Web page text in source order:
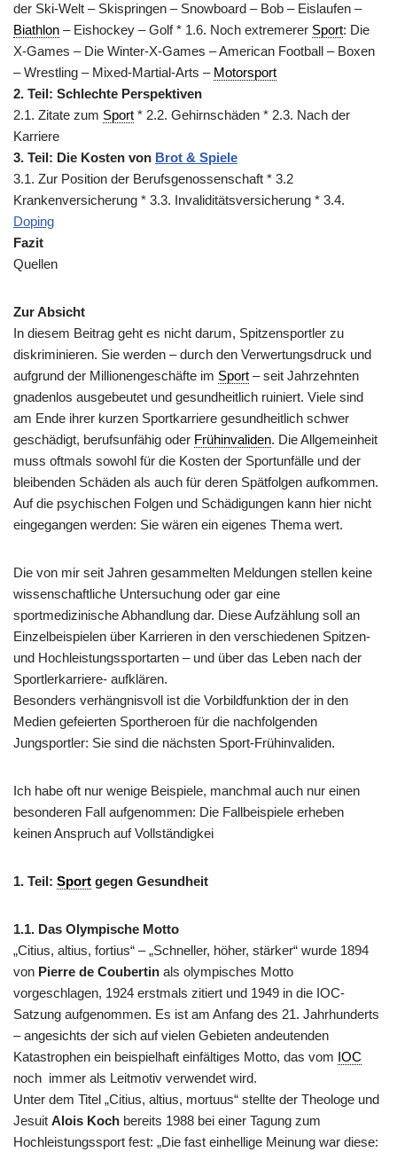
der Ski-Welt – Skispringen – Snowboard – Bob – Eislaufen –
Biathlon – Eishockey – Golf * 1.6. Noch extremerer Sport: Die
X-Games – Die Winter-X-Games – American Football – Boxen
– Wrestling – Mixed-Martial-Arts – Motorsport
2. Teil: Schlechte Perspektiven
2.1. Zitate zum Sport * 2.2. Gehirnschäden * 2.3. Nach der
Karriere
3. Teil: Die Kosten von Brot & Spiele
3.1. Zur Position der Berufsgenossenschaft * 3.2
Krankenversicherung * 3.3. Invaliditätsversicherung * 3.4.
Doping
Fazit
Quellen
Zur Absicht
In diesem Beitrag geht es nicht darum, Spitzensportler zu
diskriminieren. Sie werden – durch den Verwertungsdruck und
aufgrund der Millionengeschäfte im Sport – seit Jahrzehnten
gnadenlos ausgebeutet und gesundheitlich ruiniert. Viele sind
am Ende ihrer kurzen Sportkarriere gesundheitlich schwer
geschädigt, berufsunfähig oder Frühinvaliden. Die Allgemeinheit
muss oftmals sowohl für die Kosten der Sportunfälle und der
bleibenden Schäden als auch für deren Spätfolgen aufkommen.
Auf die psychischen Folgen und Schädigungen kann hier nicht
eingegangen werden: Sie wären ein eigenes Thema wert.
Die von mir seit Jahren gesammelten Meldungen stellen keine
wissenschaftliche Untersuchung oder gar eine
sportmedizinische Abhandlung dar. Diese Aufzählung soll an
Einzelbeispielen über Karrieren in den verschiedenen Spitzen-
und Hochleistungssportarten – und über das Leben nach der
Sportlerkarriere- aufklären.
Besonders verhängnisvoll ist die Vorbildfunktion der in den
Medien gefeierten Sportheroen für die nachfolgenden
Jungsportler: Sie sind die nächsten Sport-Frühinvaliden.
Ich habe oft nur wenige Beispiele, manchmal auch nur einen
besonderen Fall aufgenommen: Die Fallbeispiele erheben
keinen Anspruch auf Vollständigkei
1. Teil: Sport gegen Gesundheit
1.1. Das Olympische Motto
„Citius, altius, fortius“ – „Schneller, höher, stärker“ wurde 1894
von Pierre de Coubertin als olympisches Motto
vorgeschlagen, 1924 erstmals zitiert und 1949 in die IOC-
Satzung aufgenommen. Es ist am Anfang des 21. Jahrhunderts
– angesichts der sich auf vielen Gebieten andeutenden
Katastrophen ein beispielhaft einfältiges Motto, das vom IOC
noch immer als Leitmotiv verwendet wird.
Unter dem Titel „Citius, altius, mortuus“ stellte der Theologe und
Jesuit Alois Koch bereits 1988 bei einer Tagung zum
Hochleistungssport fest: „Die fast einhellige Meinung war diese: